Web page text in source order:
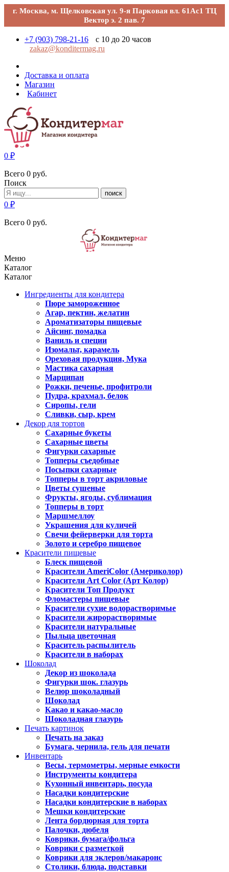
г. Москва, м. Щелковская ул. 9-я Парковая вл. 61Ас1 ТЦ
Вектор э. 2 пав. 7
+7 (903) 798-21-16
с 10 до 20 часов
zakaz@konditermag.ru
Доставка и оплата
Магазин
Кабинет
0 ₽
Всего 0 руб.
Поиск
поиск
0 ₽
Всего 0 руб.
Меню
Каталог
Каталог
Ингредиенты для кондитера
Пюре замороженное
Агар, пектин, желатин
Ароматизаторы пищевые
Айсинг, помадка
Ваниль и специи
Изомальт, карамель
Ореховая продукция, Мука
Мастика сахарная
Марципан
Рожки, печенье, профитроли
Пудра, крахмал, белок
Сиропы, гели
Сливки, сыр, крем
Декор для тортов
Сахарные букеты
Сахарные цветы
Фигурки сахарные
Топперы съедобные
Посыпки сахарные
Топперы в торт акриловые
Цветы сушеные
Фрукты, ягоды, сублимация
Топперы в торт
Маршмеллоу
Украшения для куличей
Свечи фейерверки для торта
Золото и серебро пищевое
Красители пищевые
Блеск пищевой
Красители AmeriColor (Америколор)
Красители Art Color (Арт Колор)
Красители Топ Продукт
Фломастеры пищевые
Красители сухие водорастворимые
Красители жирорастворимые
Красители натуральные
Пыльца цветочная
Краситель распылитель
Красители в наборах
Шоколад
Декор из шоколада
Фигурки шок. глазурь
Велюр шоколадный
Шоколад
Какао и какао-масло
Шоколадная глазурь
Печать картинок
Печать на заказ
Бумага, чернила, гель для печати
Инвентарь
Весы, термометры, мерные емкости
Инструменты кондитера
Кухонный инвентарь, посуда
Насадки кондитерские
Насадки кондитерские в наборах
Мешки кондитерские
Лента бордюрная для торта
Палочки, дюбеля
Коврики, бумага/фольга
Коврики с разметкой
Коврики для эклеров/макаронс
Столики, блюда, подставки